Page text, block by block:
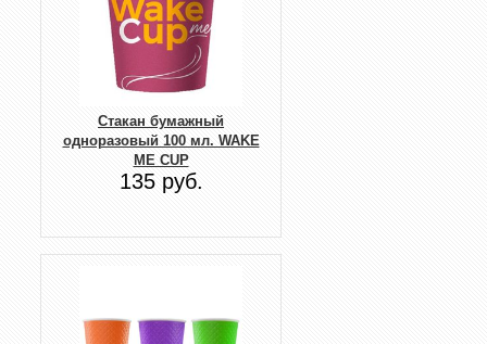
Стакан бумажный
одноразовый 100 мл. WAKE
ME CUP
135 руб.